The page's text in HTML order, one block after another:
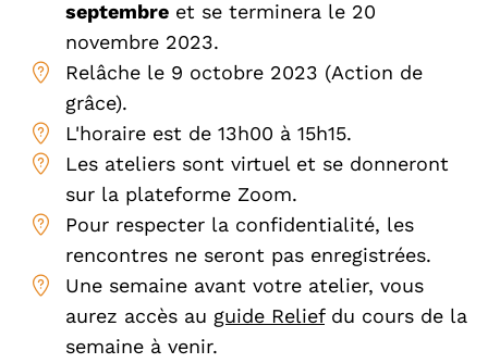
septembre et se terminera le 20
novembre 2023.
Relâche le 9 octobre 2023 (Action de
grâce).
L'horaire est de 13h00 à 15h15.
Les ateliers sont virtuel et se donneront
sur la plateforme Zoom.
Pour respecter la confidentialité, les
rencontres ne seront pas enregistrées.
Une semaine avant votre atelier, vous
aurez accès au guide Reliefdu cours de la
semaine à venir.